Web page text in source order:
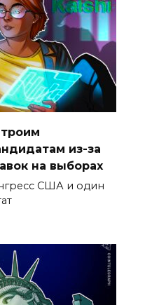
из-за
на выборах
США и один